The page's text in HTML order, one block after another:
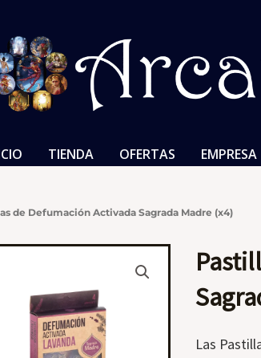
TIENDA OFERTAS EMPRESA
de Defumación Activada Sagrada Madre (x4)
Las